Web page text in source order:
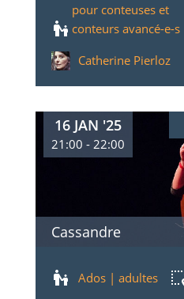
pour conteuses et
conteurs avancé-e-s
Catherine Pierloz
Cassandre
16 JAN '25
21:00 - 22:00
Ados | adultes